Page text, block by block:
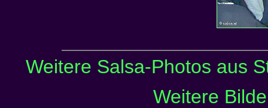
Weitere Salsa-Photos aus
Weitere